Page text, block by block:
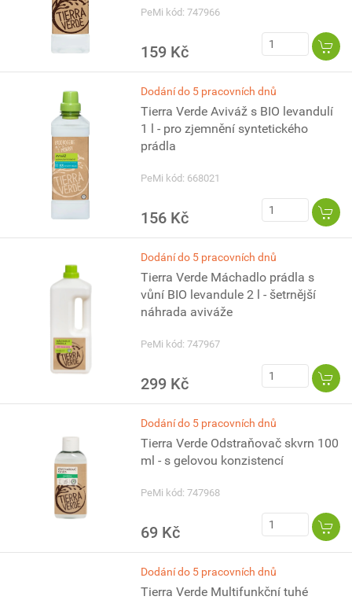
PeMi kód: 747966
159 Kč
Dodání do 5 pracovních dnů
Tierra Verde Aviváž s BIO levandulí
1 l - pro zjemnění syntetického
prádla
PeMi kód: 668021
156 Kč
Dodání do 5 pracovních dnů
Tierra Verde Máchadlo prádla s
vůní BIO levandule 2 l - šetrnější
náhrada aviváže
PeMi kód: 747967
299 Kč
Dodání do 5 pracovních dnů
Tierra Verde Odstraňovač skvrn 100
ml - s gelovou konzistencí
PeMi kód: 747968
69 Kč
Dodání do 5 pracovních dnů
Tierra Verde Multifunkční tuhé